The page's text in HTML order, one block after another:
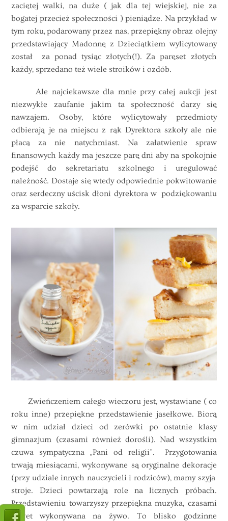
zaciętej walki, na duże ( jak dla tej wiejskiej, nie za
bogatej przecież społeczności ) pieniądze. Na przykład w
tym roku, podarowany przez nas, przepiękny obraz olejny
przedstawiający Madonnę z Dzieciątkiem wylicytowany
został za ponad tysiąc złotych(!). Za paręset złotych
każdy, sprzedano też wiele stroików i ozdób.
Ale najciekawsze dla mnie przy całej aukcji jest
niezwykłe zaufanie jakim ta społeczność darzy się
nawzajem. Osoby, które wylicytowały przedmioty
odbierają je na miejscu z rąk Dyrektora szkoły ale nie
płacą za nie natychmiast. Na załatwienie spraw
finansowych każdy ma jeszcze parę dni aby na spokojnie
podejść do sekretariatu szkolnego i uregulować
należność. Dostaje się wtedy odpowiednie pokwitowanie
oraz serdeczny uścisk dłoni dyrektora w podziękowaniu
za wsparcie szkoły.
Zwieńczeniem całego wieczoru jest, wystawiane ( co
roku inne) przepiękne przedstawienie jasełkowe. Biorą
w nim udział dzieci od zerówki po ostatnie klasy
gimnazjum (czasami również dorośli). Nad wszystkim
czuwa sympatyczna „Pani od religii”. Przygotowania
trwają miesiącami, wykonywane są oryginalne dekoracje
(przy udziale innych nauczycieli i rodziców), mamy szyja
stroje. Dzieci powtarzają role na licznych próbach.
Przedstawieniu towarzyszy przepiękna muzyka, czasami
nawet wykonywana na żywo. To blisko godzinne